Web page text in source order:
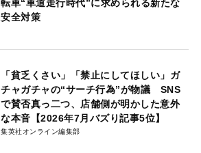
転車“車道走行時代”に求められる新たな
安全対策
「貧乏くさい」「禁止にしてほしい」ガ
チャガチャの“サーチ行為”が物議 SNS
で賛否真っ二つ、店舗側が明かした意外
な本音【2026年7月バズり記事5位】
集英社オンライン編集部